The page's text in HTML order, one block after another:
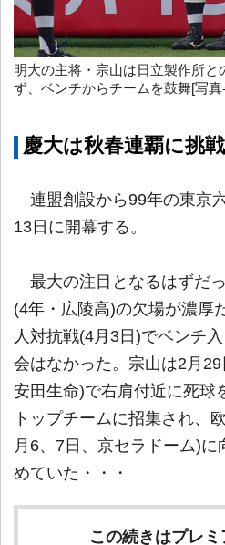
明大の主将・宗山は日立製作所と
ず、ベンチからチームを鼓舞[写真
慶大は秋春連覇に挑戦
連盟創設から99年の東京
13日に開幕する。
最大の注目となるはずだ
(4年・広陵高)の欠場が濃厚
人対抗戦(4月3日)でベンチ
会はなかった。宗山は2月
安田生命)で右肩付近に死球
トップチームに招集され、
月6、7日、京セラドーム)
めていた・・・
この続きはプレ